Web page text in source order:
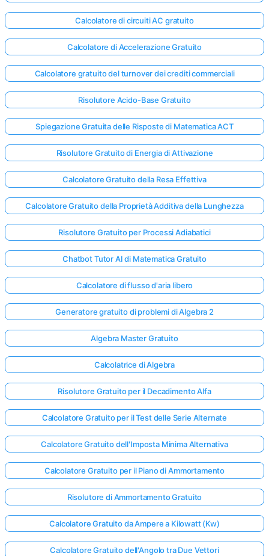
Calcolatore di circuiti AC gratuito
Calcolatore di Accelerazione Gratuito
Calcolatore gratuito del turnover dei crediti commerciali
Risolutore Acido-Base Gratuito
Spiegazione Gratuita delle Risposte di Matematica ACT
Risolutore Gratuito di Energia di Attivazione
Calcolatore Gratuito della Resa Effettiva
Calcolatore Gratuito della Proprietà Additiva della Lunghezza
Risolutore Gratuito per Processi Adiabatici
Chatbot Tutor AI di Matematica Gratuito
Calcolatore di flusso d'aria libero
Generatore gratuito di problemi di Algebra 2
Algebra Master Gratuito
Calcolatrice di Algebra
Risolutore Gratuito per il Decadimento Alfa
Calcolatore Gratuito per il Test delle Serie Alternate
Calcolatore Gratuito dell'Imposta Minima Alternativa
Calcolatore Gratuito per il Piano di Ammortamento
Risolutore di Ammortamento Gratuito
Calcolatore Gratuito da Ampere a Kilowatt (Kw)
Calcolatore Gratuito dell'Angolo tra Due Vettori